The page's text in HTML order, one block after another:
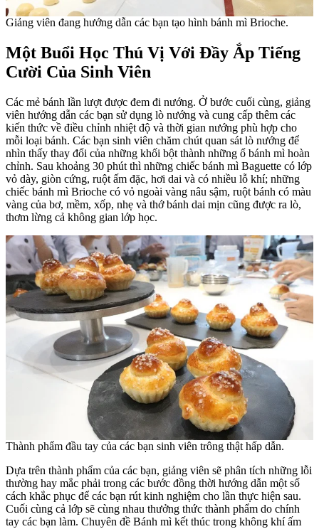
Giảng viên đang hướng dẫn các bạn tạo hình bánh mì Brioche.
Một Buổi Học Thú Vị Với Đầy Ắp Tiếng
Cười Của Sinh Viên
Các mẻ bánh lần lượt được đem đi nướng. Ở bước cuối cùng, giảng
viên hướng dẫn các bạn sử dụng lò nướng và cung cấp thêm các
kiến thức về điều chỉnh nhiệt độ và thời gian nướng phù hợp cho
mỗi loại bánh. Các bạn sinh viên chăm chút quan sát lò nướng để
nhìn thấy thay đổi của những khối bột thành những ổ bánh mì hoàn
chỉnh. Sau khoảng 30 phút thì những chiếc bánh mì Baguette có lớp
vỏ dày, giòn cứng, ruột ấm đặc, hơi dai và có nhiều lỗ khí; những
chiếc bánh mì Brioche có vỏ ngoài vàng nâu sậm, ruột bánh có màu
vàng của bơ, mềm, xốp, nhẹ và thớ bánh dai mịn cũng được ra lò,
thơm lừng cả không gian lớp học.
Thành phẩm đầu tay của các bạn sinh viên trông thật hấp dẫn.
Dựa trên thành phẩm của các bạn, giảng viên sẽ phân tích những lỗi
thường hay mắc phải trong các bước đồng thời hướng dẫn một số
cách khắc phục để các bạn rút kinh nghiệm cho lần thực hiện sau.
Cuối cùng cả lớp sẽ cùng nhau thưởng thức thành phẩm do chính
tay các bạn làm. Chuyên đề Bánh mì kết thúc trong không khí ấm